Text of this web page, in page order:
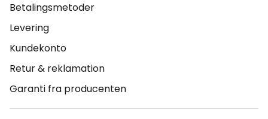
Betalingsmetoder
Levering
Kundekonto
Retur & reklamation
Garanti fra producenten